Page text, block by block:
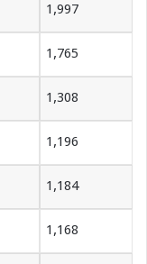
1,997
1,765
1,308
1,196
1,184
1,168